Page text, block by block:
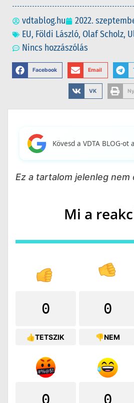
vdtablog.hu
2022.
EU, Földi László, Olaf Scholz,
Nincs hozzászólás
Facebook Email
VK
Kövesd a VDTA BLOG-ot
Ez a tartalom jelenleg nem
Mi a
0
👍TETSZIK
0
👎NEM